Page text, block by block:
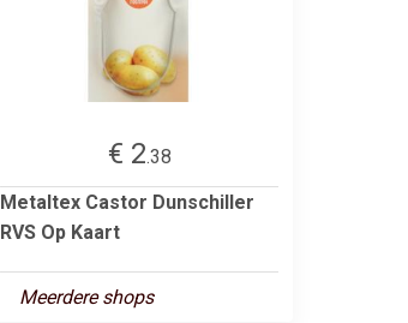
€ 2.38
Metaltex Castor Dunschiller
RVS Op Kaart
Meerdere shops